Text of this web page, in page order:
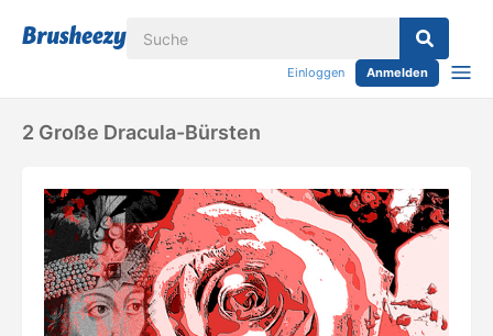
Einloggen Anmelden
2 Große Dracula-Bürsten